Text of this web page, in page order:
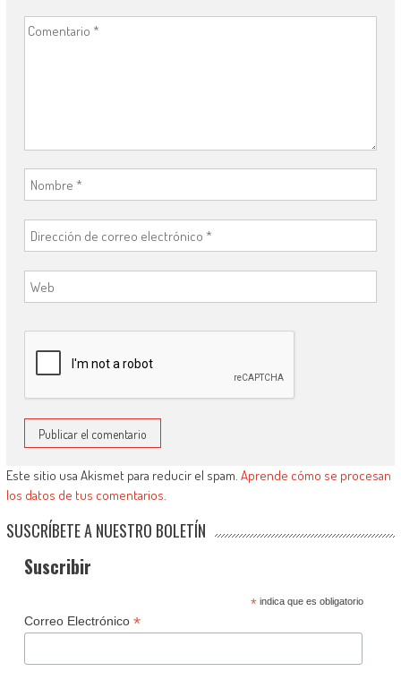
Este sitio usa Akismet para reducir el spam. Aprende cómo se procesan
los datos de tus comentarios.
SUSCRÍBETE A NUESTRO BOLETÍN
Suscribir
*indica que es obligatorio
Correo Electrónico *